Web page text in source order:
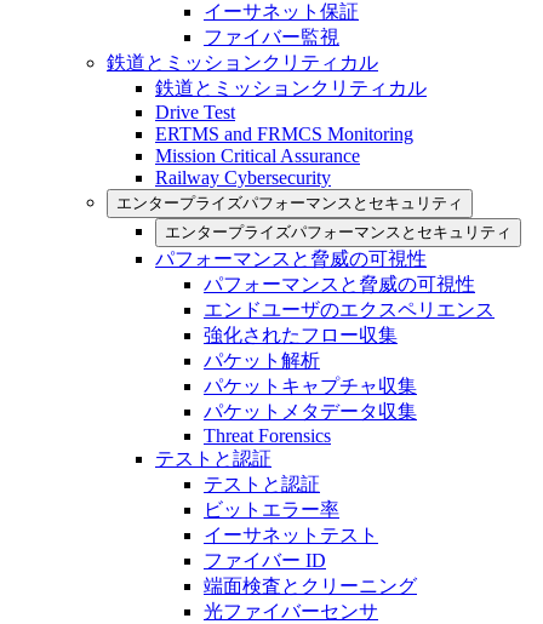
イーサネット保証
ファイバー監視
鉄道とミッションクリティカル
鉄道とミッションクリティカル
Drive Test
ERTMS and FRMCS Monitoring
Mission Critical Assurance
Railway Cybersecurity
エンタープライズパフォーマンスとセキュリティ
エンタープライズパフォーマンスとセキュリティ
パフォーマンスと脅威の可視性
パフォーマンスと脅威の可視性
エンドユーザのエクスペリエンス
強化されたフロー収集
パケット解析
パケットキャプチャ収集
パケットメタデータ収集
Threat Forensics
テストと認証
テストと認証
ビットエラー率
イーサネットテスト
ファイバー ID
端面検査とクリーニング
光ファイバーセンサ